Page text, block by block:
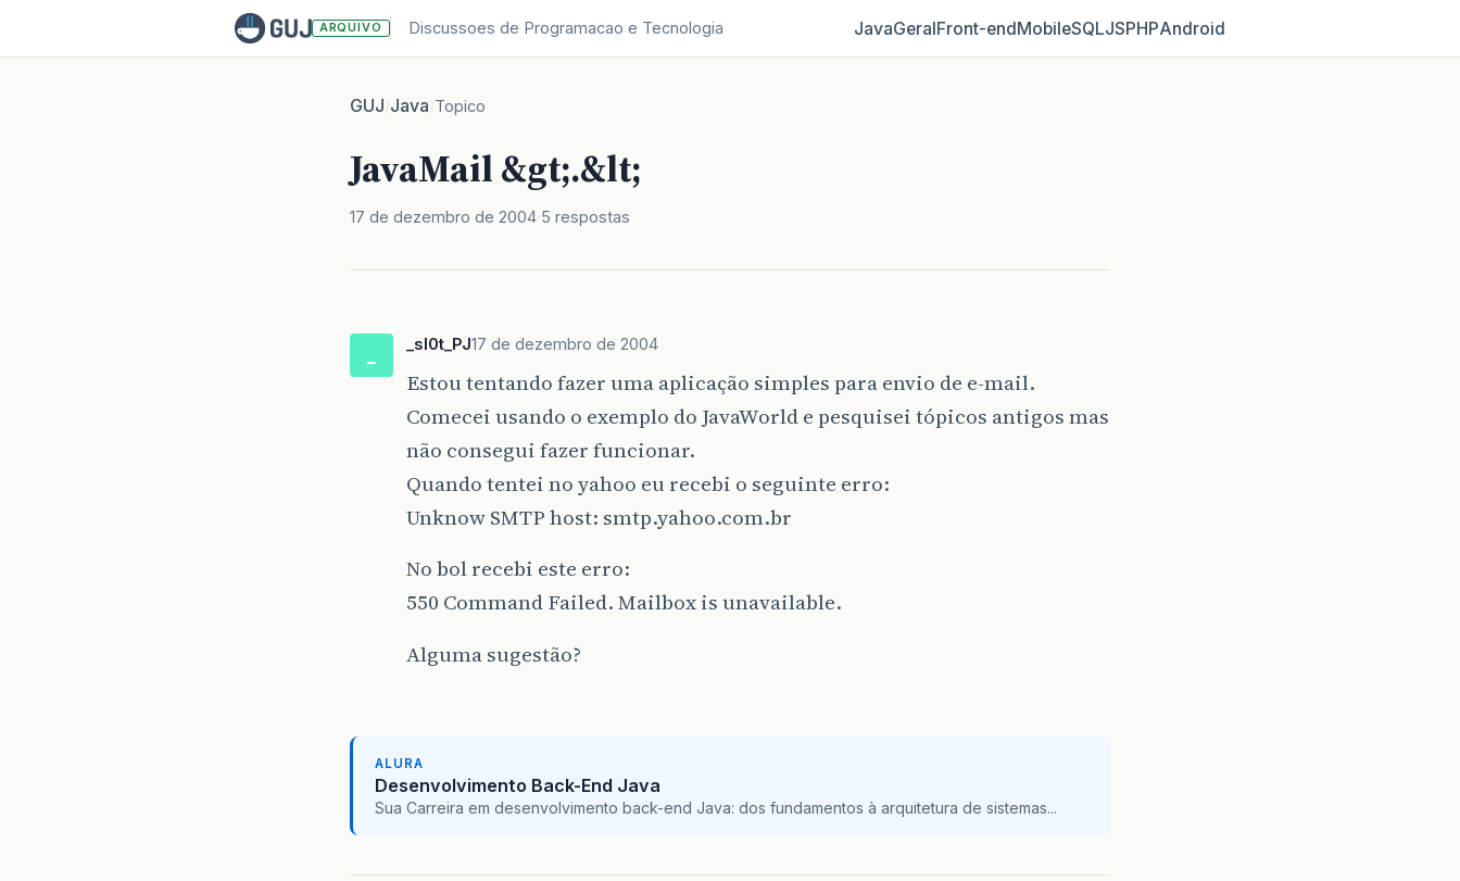
ARQUIVO Discussoes de Programacao e Tecnologia JavaGeralFront‑endMobileSQLJSPHPAndroid
GUJ/Java/Topico
JavaMail &gt;.&lt;
17 de dezembro de 2004 5 respostas
_sl0t_PJ17 de dezembro de 2004
Estou tentando fazer uma aplicação simples para envio de e-mail.
Comecei usando o exemplo do JavaWorld e pesquisei tópicos antigos mas
não consegui fazer funcionar.
Quando tentei no yahoo eu recebi o seguinte erro:
Unknow SMTP host: smtp.yahoo.com.br
No bol recebi este erro:
550 Command Failed. Mailbox is unavailable.
Alguma sugestão?
ALURA
Desenvolvimento Back-End Java
Sua Carreira em desenvolvimento back-end Java: dos fundamentos à arquitetura de sistemas...